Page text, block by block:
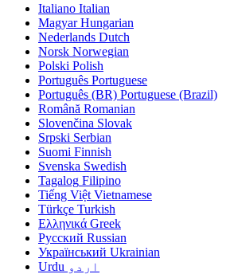
Italiano Italian
Magyar Hungarian
Nederlands Dutch
Norsk Norwegian
Polski Polish
Português Portuguese
Português (BR) Portuguese (Brazil)
Română Romanian
Slovenčina Slovak
Srpski Serbian
Suomi Finnish
Svenska Swedish
Tagalog Filipino
Tiếng Việt Vietnamese
Türkçe Turkish
Ελληνικά Greek
Русский Russian
Український Ukrainian
اردو Urdu